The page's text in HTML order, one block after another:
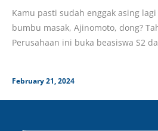
Kamu pasti sudah enggak asing
bumbu masak, Ajinomoto, dong?
Perusahaan ini buka beasiswa S2
February 21, 2024